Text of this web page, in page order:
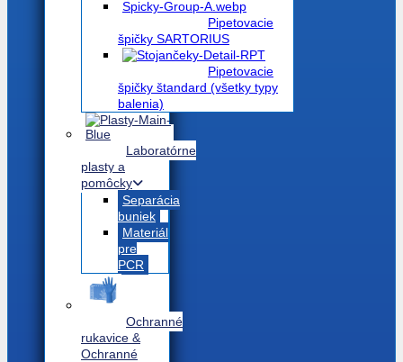
Pipetovacie
špičky SARTORIUS
Pipetovacie
špičky štandard (všetky typy
balenia)
Laboratórne
plasty a
pomôcky
Separácia
buniek
Materiál
pre
PCR
Ochranné
rukavice &
Ochranné